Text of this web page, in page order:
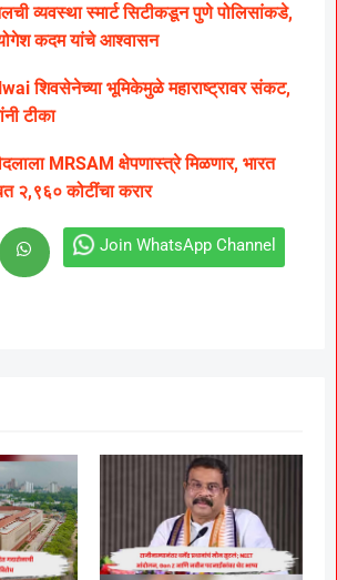
व्यवस्था स्मार्ट सिटीकडून पुणे पोलिसांकडे,
कदम यांचे आश्वासन
शिवसेनेच्या भूमिकेमुळे महाराष्ट्रावर संकट,
टीका
MRSAM क्षेपणास्त्रे मिळणार, भारत
२,९६० कोटींचा करार
Join WhatsApp Channel